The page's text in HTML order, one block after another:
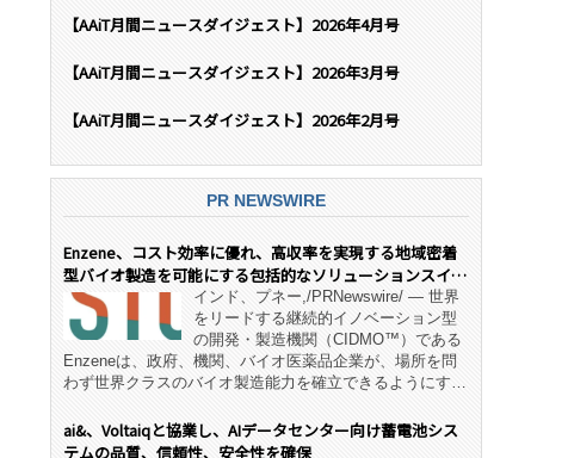
【AAiT月間ニュースダイジェスト】2026年4月号
【AAiT月間ニュースダイジェスト】2026年3月号
【AAiT月間ニュースダイジェスト】2026年2月号
PR NEWSWIRE
Enzene、コスト効率に優れ、高収率を実現する地域密着
型バイオ製造を可能にする包括的なソリューションスイー
ト「NeX™」 をリリースインド、プネー,/PRNewswire/ — 世界
をリードする継続的イノベーション型
の開発・製造機関（CIDMO™）である
Enzeneは、政府、機関、バイオ医薬品企業が、場所を問
わず世界クラスのバイオ製造能力を確立できるようにす
デル「NeX™」の立ち上げを発表しました。 同社の実績
あるEnzeneX® fully‑connected continuous
ai&、Voltaiqと協業し、AIデータセンター向け蓄電池シス
テムの品質、信頼性、安全性を確保